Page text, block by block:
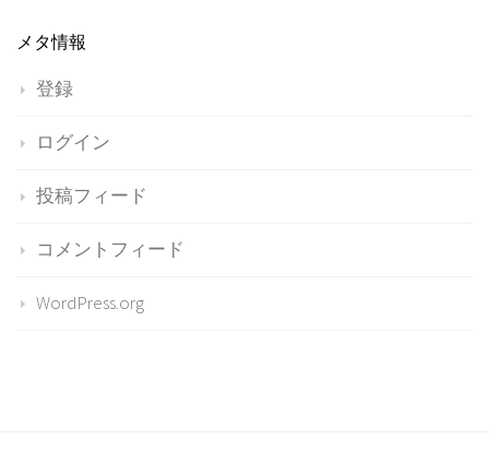
メタ情報
登録
ログイン
投稿フィード
コメントフィード
WordPress.org